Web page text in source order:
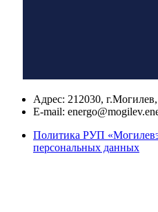
Адрес: 212030,
E-mail:
Политика РУП
персональных данных